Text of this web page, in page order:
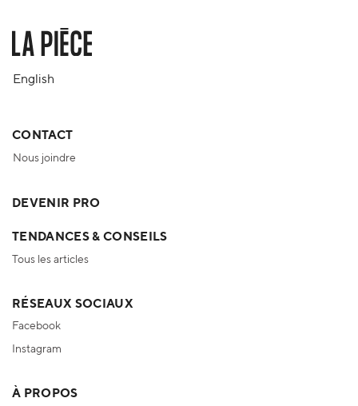
English
CONTACT
Nous joindre
DEVENIR PRO
TENDANCES & CONSEILS
Tous les articles
RÉSEAUX SOCIAUX
Facebook
Instagram
À PROPOS